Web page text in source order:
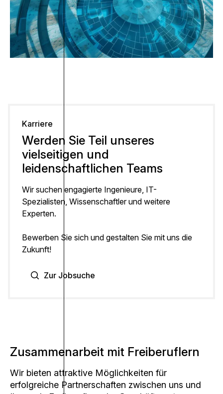
Karriere
Werden Sie Teil unseres
vielseitigen und
leidenschaftlichen Teams
Wir suchen engagierte Ingenieure, IT-
Spezialisten, Wissenschaftler und weitere
Experten.
Bewerben Sie sich und gestalten Sie mit uns die
Zukunft!
Zur Jobsuche
Zusammenarbeit mit Freiberuflern
Wir bieten attraktive Möglichkeiten für
erfolgreiche Partnerschaften zwischen uns und